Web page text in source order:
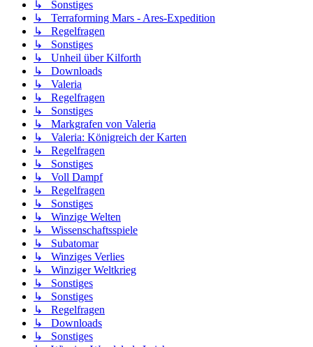
↳ Sonstiges
↳ Terraforming Mars - Ares-Expedition
↳ Regelfragen
↳ Sonstiges
↳ Unheil über Kilforth
↳ Downloads
↳ Valeria
↳ Regelfragen
↳ Sonstiges
↳ Markgrafen von Valeria
↳ Valeria: Königreich der Karten
↳ Regelfragen
↳ Sonstiges
↳ Voll Dampf
↳ Regelfragen
↳ Sonstiges
↳ Winzige Welten
↳ Wissenschaftsspiele
↳ Subatomar
↳ Winziges Verlies
↳ Winziger Weltkrieg
↳ Sonstiges
↳ Sonstiges
↳ Regelfragen
↳ Downloads
↳ Sonstiges